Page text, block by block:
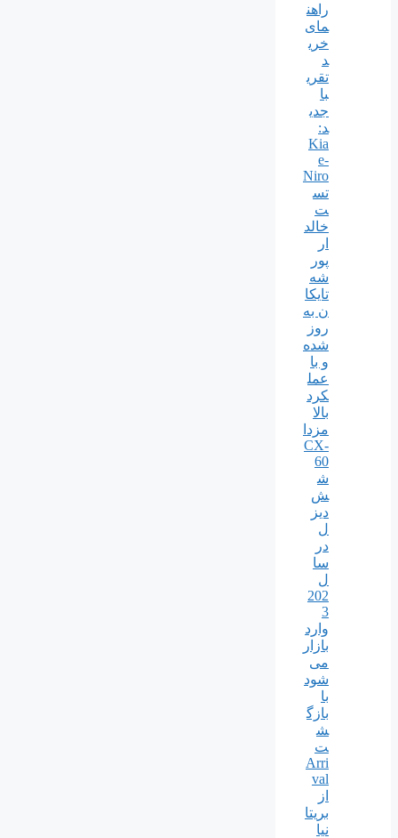
راهن
مای
خری
د
تقری
با
جدی
د:
Kia
e-
Niro
تس
ت
خالد
ار
پور
شه
تایکا
ن به
روز
شده
و با
عمل
کرد
بالا
مزدا
CX-
60
ش
ش
دیز
ل
در
سا
ل
202
3
وارد
بازار
می
شود
با
بازگ
ش
ت
Arri
val
از
بریتا
نیا